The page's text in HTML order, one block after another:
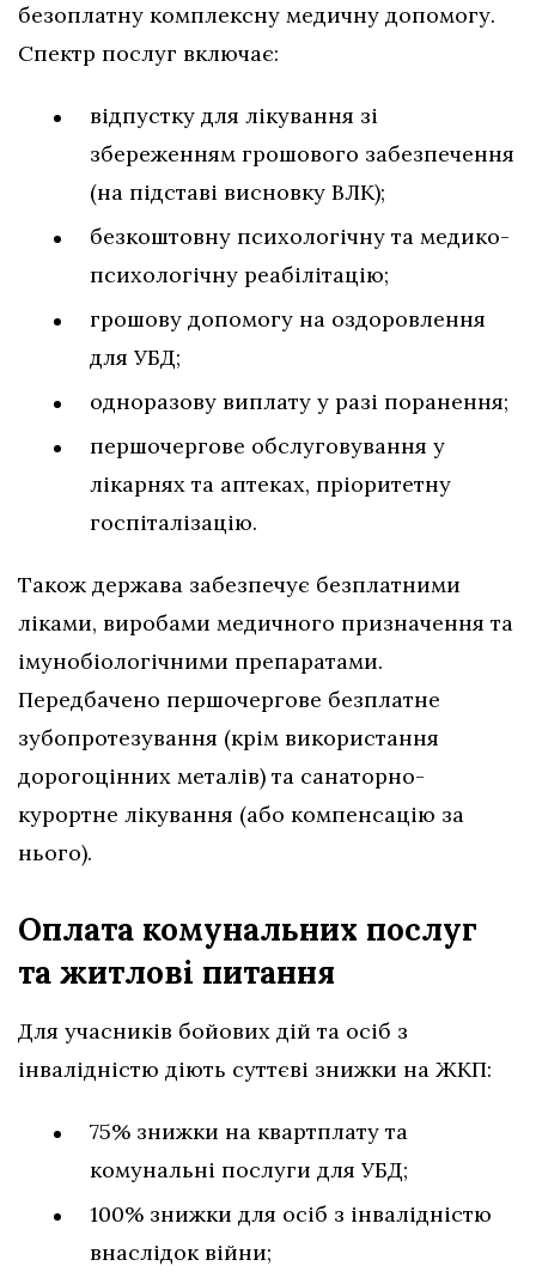
безоплатну комплексну медичну допомогу.
Спектр послуг включає:
відпустку для лікування зі
збереженням грошового забезпечення
(на підставі висновку ВЛК);
безкоштовну психологічну та медико-
психологічну реабілітацію;
грошову допомогу на оздоровлення
для УБД;
одноразову виплату у разі поранення;
першочергове обслуговування у
лікарнях та аптеках, пріоритетну
госпіталізацію.
Також держава забезпечує безплатними
ліками, виробами медичного призначення та
імунобіологічними препаратами.
Передбачено першочергове безплатне
зубопротезування (крім використання
дорогоцінних металів) та санаторно-
курортне лікування (або компенсацію за
нього).
Оплата комунальних послуг
та житлові питання
Для учасників бойових дій та осіб з
інвалідністю діють суттєві знижки на ЖКП:
75% знижки на квартплату та
комунальні послуги для УБД;
100% знижки для осіб з інвалідністю
внаслідок війни;